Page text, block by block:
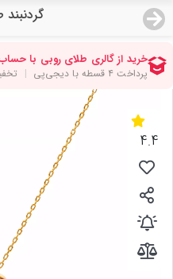
گردنبند
صفحه اصلی
دسته بندی محصولات
نمایندگی ها
مجله روبی
درباره ما
4.4